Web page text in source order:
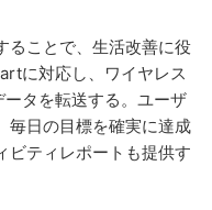
ることで、生活改善に役
に対応し、ワイヤレス
タを転送する。ユーザ
毎日の目標を確実に達成
ビティレポートも提供す